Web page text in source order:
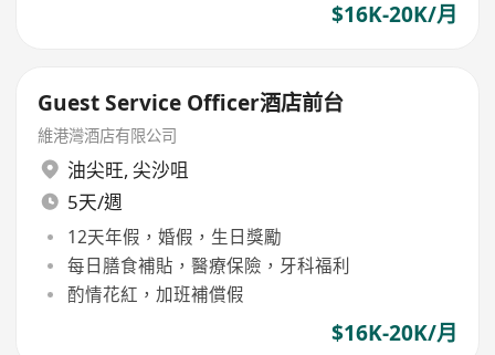
$16K-20K/月
Guest Service Officer酒店前台
維港灣酒店有限公司
油尖旺, 尖沙咀
5天/週
12天年假，婚假，生日獎勵
每日膳食補貼，醫療保險，牙科福利
酌情花紅，加班補償假
$16K-20K/月